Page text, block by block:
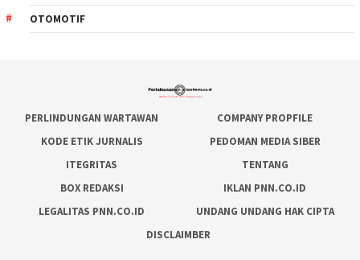
OTOMOTIF
PERLINDUNGAN WARTAWAN
COMPANY PROPFILE
KODE ETIK JURNALIS
PEDOMAN MEDIA SIBER
ITEGRITAS
TENTANG
BOX REDAKSI
IKLAN PNN.CO.ID
LEGALITAS PNN.CO.ID
UNDANG UNDANG HAK CIPTA
DISCLAIMBER